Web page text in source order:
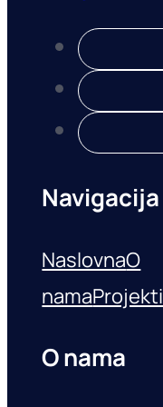
Navigacija
NaslovnaO
namaProjekti
O nama